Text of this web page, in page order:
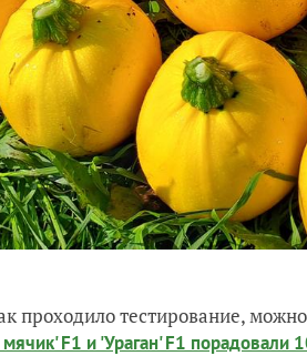
проходило тестирование,
F1 и 'Ураган' F1 порадовали